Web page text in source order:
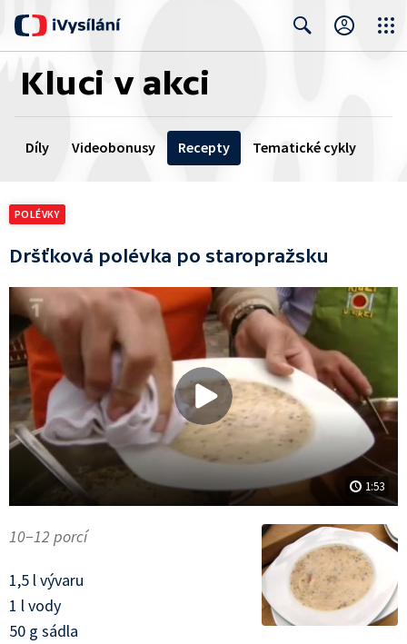
Kluci v akci
Díly Videobonusy Recepty Tematické cykly
POLÉVKY
Dršťková polévka po staropražsku
1:53
10−12 porcí
1,5 l vývaru
1 l vody
50 g sádla